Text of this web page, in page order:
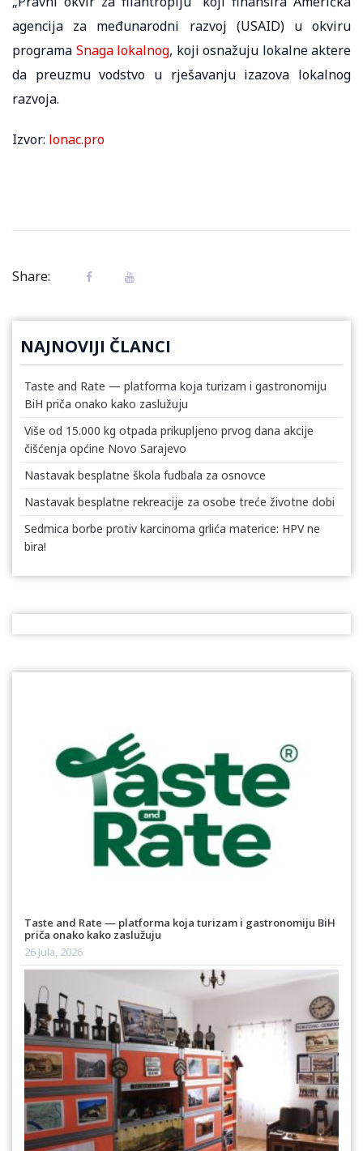
agencija za međunarodni razvoj (USAID) u okviru
programa Snaga lokalnog, koji osnažuju lokalne aktere
da preuzmu vodstvo u rješavanju izazova lokalnog
razvoja.
Izvor: lonac.pro
Share:
NAJNOVIJI ČLANCI
Taste and Rate — platforma koja turizam i gastronomiju
BiH priča onako kako zaslužuju
Više od 15.000 kg otpada prikupljeno prvog dana akcije
čišćenja općine Novo Sarajevo
Nastavak besplatne škola fudbala za osnovce
Nastavak besplatne rekreacije za osobe treće životne dobi
Sedmica borbe protiv karcinoma grlića materice: HPV ne
bira!
Taste and Rate — platforma koja turizam i gastronomiju BiH
priča onako kako zaslužuju
26 Jula, 2026